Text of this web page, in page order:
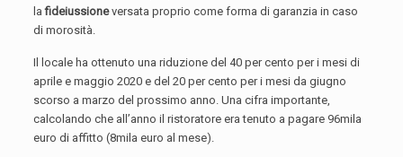
la fideiussioneversata proprio come forma di garanzia in caso
di morosità.
Il locale ha ottenuto una riduzione del 40 per cento per i mesi di
aprile e maggio 2020 e del 20 per cento per i mesi da giugno
scorso a marzo del prossimo anno. Una cifra importante,
calcolando che all’anno il ristoratore era tenuto a pagare 96mila
euro di affitto (8mila euro al mese).